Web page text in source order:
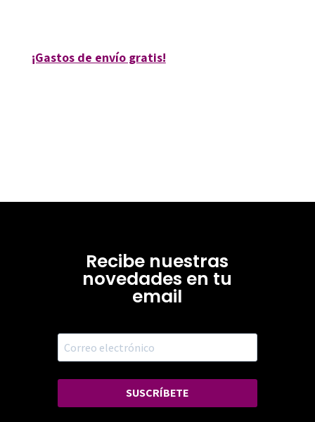
¡Gastos de envío gratis!
Recibe nuestras
novedades en tu
email
SUSCRÍBETE